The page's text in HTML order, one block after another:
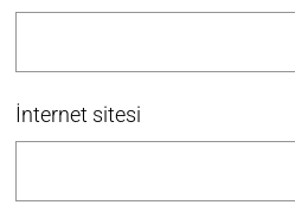
İnternet sitesi